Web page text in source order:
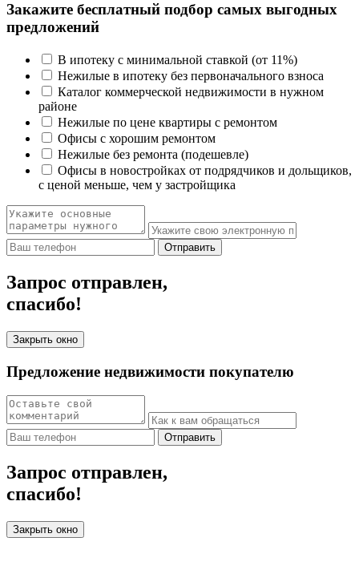
Закажите бесплатный подбор самых выгодных
предложений
В ипотеку с минимальной ставкой (от 11%)
Нежилые в ипотеку без первоначального взноса
Каталог коммерческой недвижимости в нужном
районе
Нежилые по цене квартиры с ремонтом
Офисы с хорошим ремонтом
Нежилые без ремонта (подешевле)
Офисы в новостройках от подрядчиков и дольщиков,
с ценой меньше, чем у застройщика
Отправить
Запрос отправлен,
спасибо!
Закрыть окно
Предложение недвижимости покупателю
Отправить
Запрос отправлен,
спасибо!
Закрыть окно